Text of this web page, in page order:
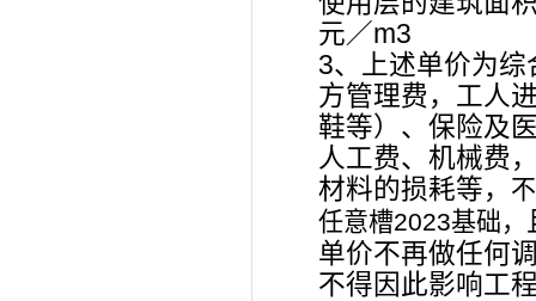
元／m3
3、上述单价为
方管理费，工人
鞋等）、保险及
人工费、机械费
材料的损耗等，
任意槽2023基础，
单价不再做任何
不得因此影响工